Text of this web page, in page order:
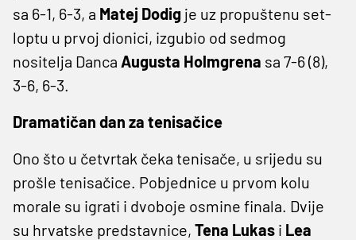
sa 6-1, 6-3, a Matej Dodig je uz propuštenu set-
loptu u prvoj dionici, izgubio od sedmog
nositelja Danca Augusta Holmgrena sa 7-6 (8),
3-6, 6-3.
Dramatičan dan za tenisačice
Ono što u četvrtak čeka tenisače, u srijedu su
prošle tenisačice. Pobjednice u prvom kolu
morale su igrati i dvoboje osmine finala. Dvije
su hrvatske predstavnice, Tena Lukas i Lea